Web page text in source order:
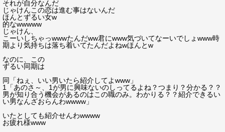
それが自分なんだ
じゃけんこの恋は進む事はないんだ
ほんとずるい女w
的なwwwww
じゃけん、
こーいしちゃっwwwたんだww君にwww気づいてなーいでしょwww時
期より気持ちは落ち着いてたんだよねwほんとw
なのに、この
ずるい同期は
同「ねぇ、いい男いたら紹介してよwww」
1「あのさ～、1が男に興味ないのしってるよね？つまり？分かる？？
男が知り合う機会があるのはこの職のみ。わかりる？？紹介できるい
い男なんざおらんわwwww」
いたとしても紹介せんわwwww
お疲れ様www